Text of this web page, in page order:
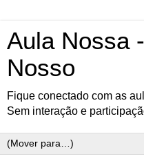
Aula Nossa
Nosso
Fique conectado com as
Sem interação e